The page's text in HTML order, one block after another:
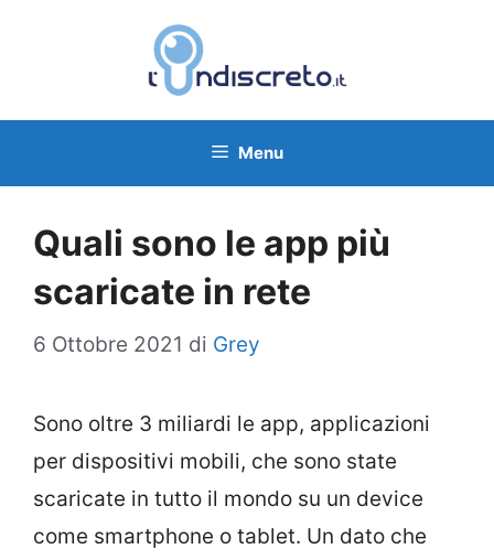
Menu
Quali sono le app più
scaricate in rete
6 Ottobre 2021 di Grey
Sono oltre 3 miliardi le app, applicazioni
per dispositivi mobili, che sono state
scaricate in tutto il mondo su un device
come smartphone o tablet. Un dato che